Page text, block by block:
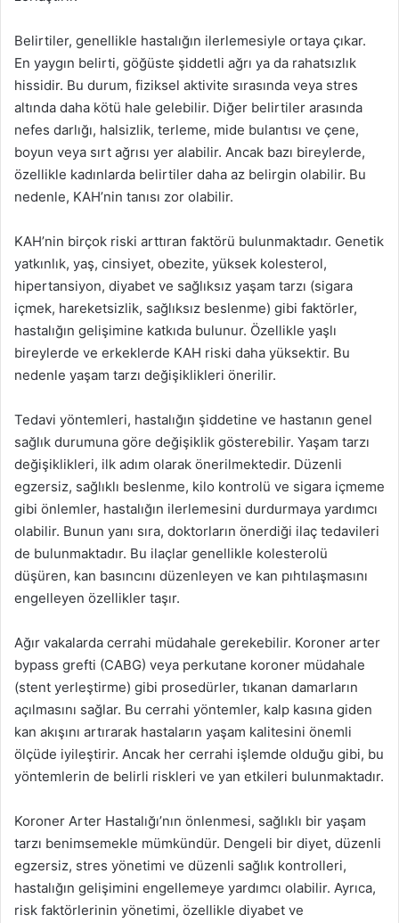
Belirtiler, genellikle hastalığın ilerlemesiyle ortaya çıkar.
En yaygın belirti, göğüste şiddetli ağrı ya da rahatsızlık
hissidir. Bu durum, fiziksel aktivite sırasında veya stres
altında daha kötü hale gelebilir. Diğer belirtiler arasında
nefes darlığı, halsizlik, terleme, mide bulantısı ve çene,
boyun veya sırt ağrısı yer alabilir. Ancak bazı bireylerde,
özellikle kadınlarda belirtiler daha az belirgin olabilir. Bu
nedenle, KAH’nin tanısı zor olabilir.
KAH’nin birçok riski arttıran faktörü bulunmaktadır. Genetik
yatkınlık, yaş, cinsiyet, obezite, yüksek kolesterol,
hipertansiyon, diyabet ve sağlıksız yaşam tarzı (sigara
içmek, hareketsizlik, sağlıksız beslenme) gibi faktörler,
hastalığın gelişimine katkıda bulunur. Özellikle yaşlı
bireylerde ve erkeklerde KAH riski daha yüksektir. Bu
nedenle yaşam tarzı değişiklikleri önerilir.
Tedavi yöntemleri, hastalığın şiddetine ve hastanın genel
sağlık durumuna göre değişiklik gösterebilir. Yaşam tarzı
değişiklikleri, ilk adım olarak önerilmektedir. Düzenli
egzersiz, sağlıklı beslenme, kilo kontrolü ve sigara içmeme
gibi önlemler, hastalığın ilerlemesini durdurmaya yardımcı
olabilir. Bunun yanı sıra, doktorların önerdiği ilaç tedavileri
de bulunmaktadır. Bu ilaçlar genellikle kolesterolü
düşüren, kan basıncını düzenleyen ve kan pıhtılaşmasını
engelleyen özellikler taşır.
Ağır vakalarda cerrahi müdahale gerekebilir. Koroner arter
bypass grefti (CABG) veya perkutane koroner müdahale
(stent yerleştirme) gibi prosedürler, tıkanan damarların
açılmasını sağlar. Bu cerrahi yöntemler, kalp kasına giden
kan akışını artırarak hastaların yaşam kalitesini önemli
ölçüde iyileştirir. Ancak her cerrahi işlemde olduğu gibi, bu
yöntemlerin de belirli riskleri ve yan etkileri bulunmaktadır.
Koroner Arter Hastalığı’nın önlenmesi, sağlıklı bir yaşam
tarzı benimsemekle mümkündür. Dengeli bir diyet, düzenli
egzersiz, stres yönetimi ve düzenli sağlık kontrolleri,
hastalığın gelişimini engellemeye yardımcı olabilir. Ayrıca,
risk faktörlerinin yönetimi, özellikle diyabet ve